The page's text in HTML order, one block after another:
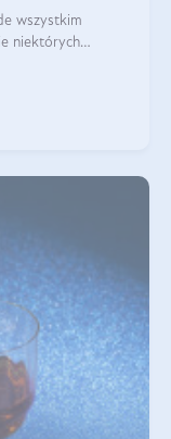
wszystkim
niektórych